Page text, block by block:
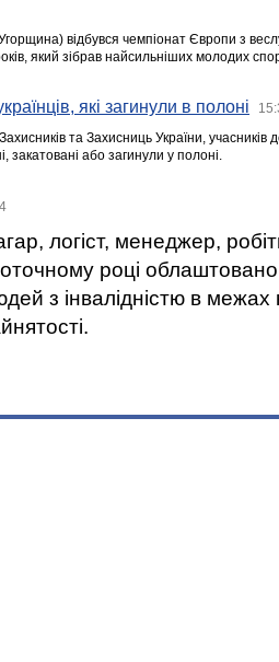
відбувся чемпіонат Європи з
який зібрав найсильніших молодих
які загинули в полоні
та Захисниць України,
закатовані або загинули у полоні.
логіст, менеджер,
році
з інвалідністю в межах